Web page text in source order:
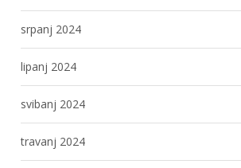
srpanj 2024
lipanj 2024
svibanj 2024
travanj 2024